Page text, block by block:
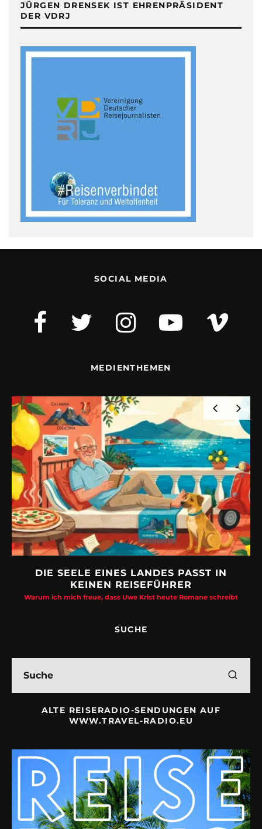
JÜRGEN DRENSEK IST EHRENPRÄSIDENT
DER VDRJ
SOCIAL MEDIA
MEDIENTHEMEN
DIE SEELE EINES LANDES PASST IN
KEINEN REISEFÜHRER
Warum ich mich freue, dass Uwe Krist heute Romane schreibt
SUCHE
ALTE REISERADIO-SENDUNGEN AUF
WWW.TRAVEL-RADIO.EU